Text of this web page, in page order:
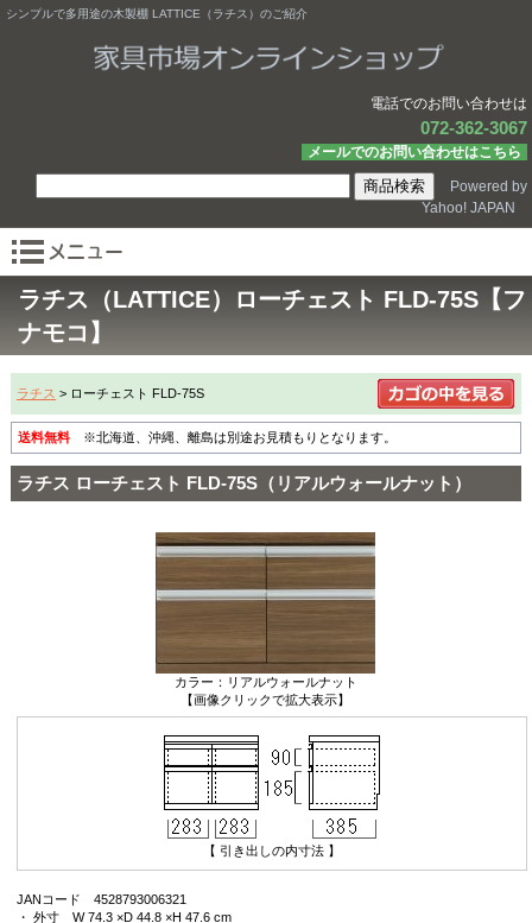
シンプルで多用途の木製棚 LATTICE（ラチス）のご紹介
電話でのお問い合わせは
072-362-3067
メールでのお問い合わせはこちら
Powered by
Yahoo! JAPAN
ラチス（LATTICE）ローチェスト FLD-75S【フ
ナモコ】
ラチス > ローチェスト FLD-75S
送料無料※北海道、沖縄、離島は別途お見積もりとなります。
ラチス ローチェスト FLD-75S（リアルウォールナット）
カラー：リアルウォールナット
【画像クリックで拡大表示】
【 引き出しの内寸法 】
JANコード 4528793006321
・ 外寸 W 74.3 ×D 44.8 ×H 47.6 cm